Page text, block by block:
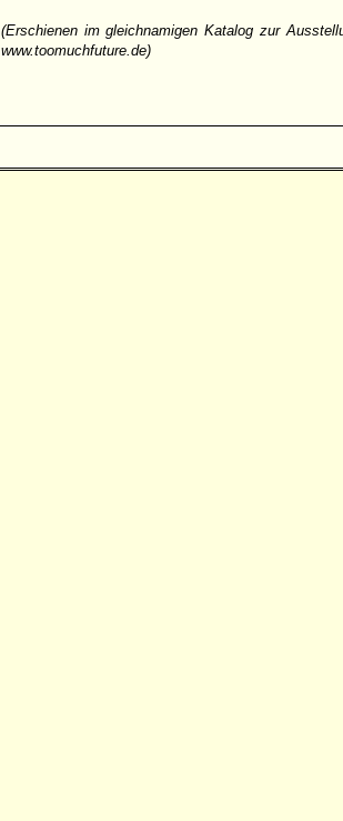
(Erschienen im gleichnamigen Katalog zur
www.toomuchfuture.de)